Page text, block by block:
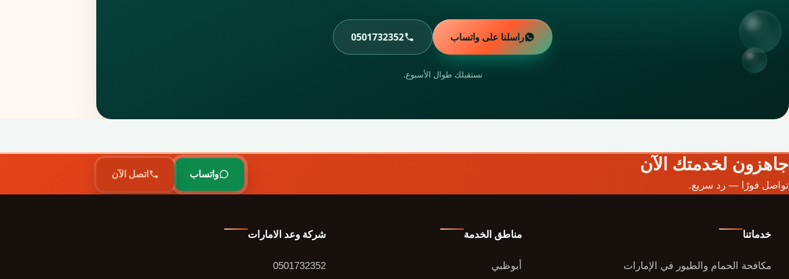
راسلنا على واتساب 0501732352
نستقبلك طوال الأسبوع.
جاهزون لخدمتك الآن
تواصل فورًا — رد سريع.
واتساب اتصل الآن
خدماتنا
مكافحة الحمام والطيور في الإمارات
مناطق الخدمة
أبوظبي
شركة وعد الامارات
0501732352